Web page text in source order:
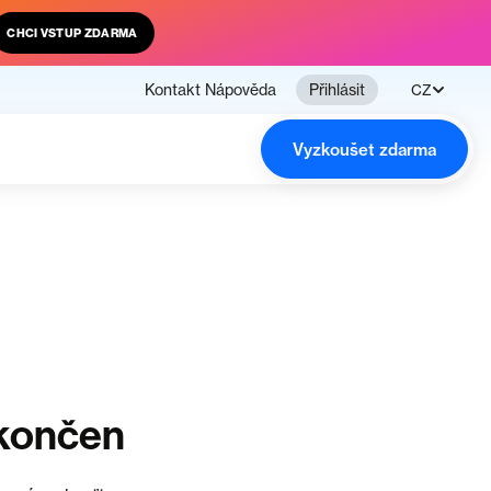
CHCI VSTUP ZDARMA
Kontakt Nápověda Přihlásit CZ
Vyzkoušet zdarma